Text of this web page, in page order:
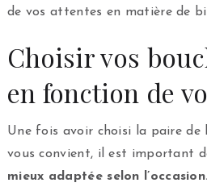
de vos attentes en matière de
Choisir vos
en fonction de
Une fois avoir choisi la paire de
vous convient, il est important
mieux adaptée selon l’occasion.